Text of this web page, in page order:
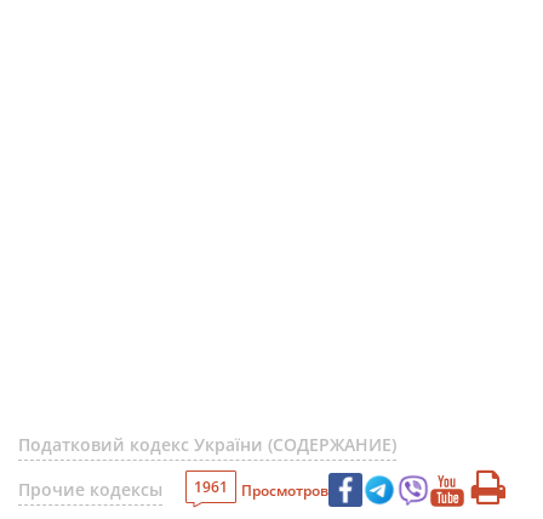
Податковий кодекс України (СОДЕРЖАНИЕ)
Прочие кодексы
1961 Просмотров